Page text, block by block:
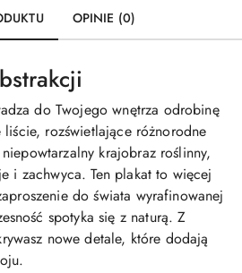
OPINIE (0)
do Twojego wnętrza odrobinę
liście, rozświetlające różnorodne
krajobraz roślinny,
i zachwyca. Ten plakat to więcej
do świata wyrafinowanej
spotyka się z naturą. Z
nowe detale, które dodają